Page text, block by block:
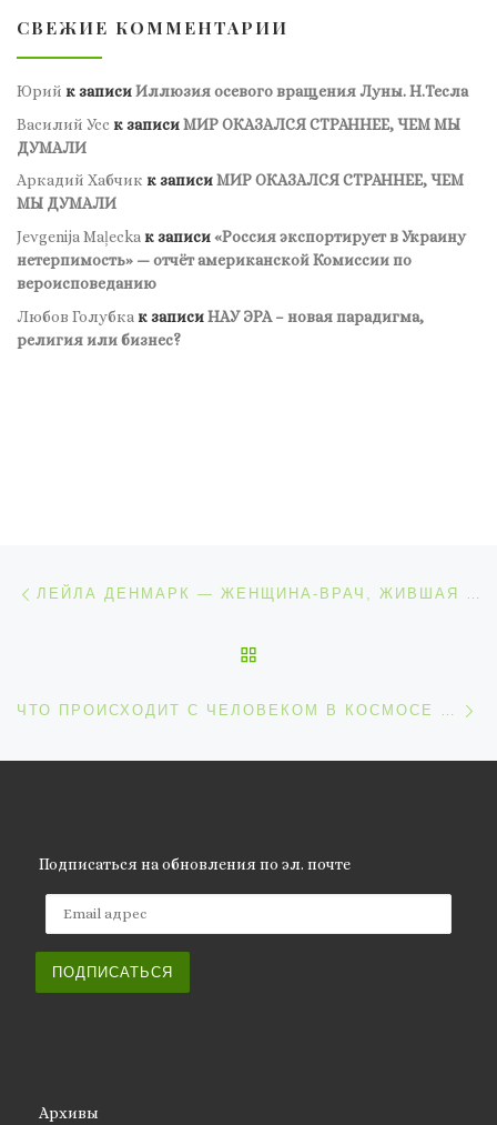
СВЕЖИЕ КОММЕНТАРИИ
Юрий к записиИллюзия осевого вращения Луны. Н.Тесла
Василий Усс к записиМИР ОКАЗАЛСЯ СТРАННЕЕ, ЧЕМ МЫ
ДУМАЛИ
Аркадий Хабчик к записиМИР ОКАЗАЛСЯ СТРАННЕЕ, ЧЕМ
МЫ ДУМАЛИ
Jevgenija Maļecka к записи«Россия экспортирует в Украину
нетерпимость» — отчёт американской Комиссии по
вероисповеданию
Любов Голубка к записиНАУ ЭРА – новая парадигма,
религия или бизнес?
Навигация по записям
ЛЕЙЛА ДЕНМАРК — ЖЕНЩИНА-ВРАЧ, ЖИВШАЯ В ТРЕХ СТОЛЕТИЯХ, И СПАСШАЯ МИР ОТ КОКЛЮША.
ЧТО ПРОИСХОДИТ С ЧЕЛОВЕКОМ В КОСМОСЕ И ПОЧЕМУ УЧЕНЫЕ ПЕРЕЖИВАЮТ ЗА БУДУЩИЕ МИССИИ НА МАРС
Подписаться на обновления по эл. почте
ПОДПИСАТЬСЯ
Архивы